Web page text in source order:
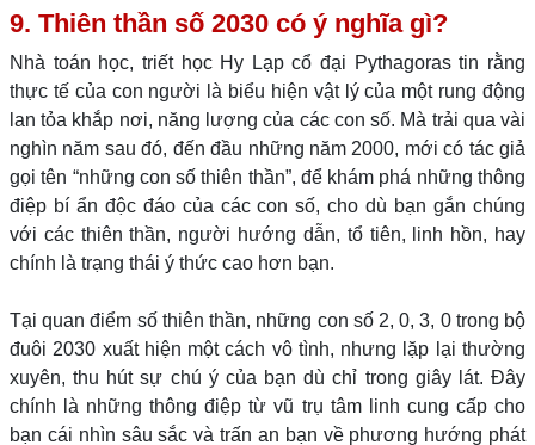
9. Thiên thần số 2030 có ý nghĩa gì?
Nhà toán học, triết học Hy Lạp cổ đại Pythagoras tin rằng
thực tế của con người là biểu hiện vật lý của một rung động
lan tỏa khắp nơi, năng lượng của các con số. Mà trải qua vài
nghìn năm sau đó, đến đầu những năm 2000, mới có tác giả
gọi tên “những con số thiên thần”, để khám phá những thông
điệp bí ẩn độc đáo của các con số, cho dù bạn gắn chúng
với các thiên thần, người hướng dẫn, tổ tiên, linh hồn, hay
chính là trạng thái ý thức cao hơn bạn.
Tại quan điểm số thiên thần, những con số 2, 0, 3, 0 trong bộ
đuôi 2030 xuất hiện một cách vô tình, nhưng lặp lại thường
xuyên, thu hút sự chú ý của bạn dù chỉ trong giây lát. Đây
chính là những thông điệp từ vũ trụ tâm linh cung cấp cho
bạn cái nhìn sâu sắc và trấn an bạn về phương hướng phát